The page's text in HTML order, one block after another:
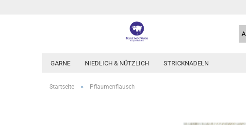
GARNE NIEDLICH & NÜTZLICH STRICKNADELN
Startseite » Pflaumenflausch